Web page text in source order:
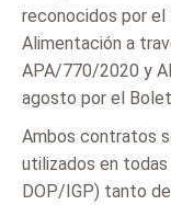
reconocidos por el
Alimentación a
APA/770/2020 y
agosto por el
Ambos contratos
utilizados en
DOP/IGP) tanto